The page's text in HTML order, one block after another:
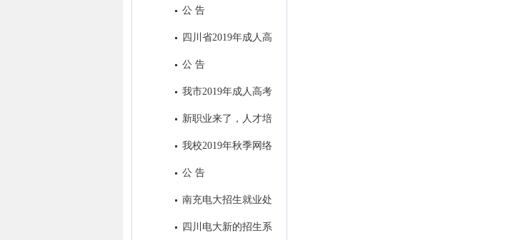
公 告
四川省2019年成人高
校招生全国统一考试录取最低控
公 告
我市2019年成人高考
考试顺利结束
新职业来了，人才培
养咋跟上？
我校2019年秋季网络
教育招生顺利落下帷幕
公 告
南充电大招生就业处
2019年春季工作亮点
四川电大新的招生系